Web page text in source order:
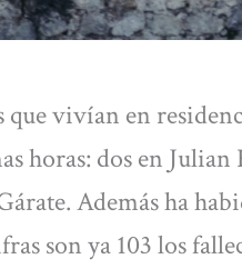
que vivían en
horas: dos en
Además ha
son ya 103 los